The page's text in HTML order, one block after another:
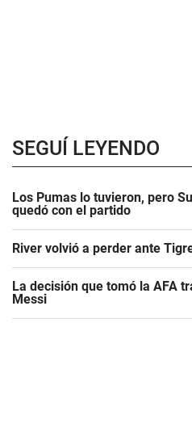
SEGUÍ LEYENDO
Los Pumas lo tuvieron, pero
quedó con el partido
River volvió a perder ante
La decisión que tomó la AFA
Messi